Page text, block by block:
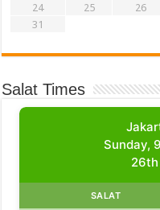
24
25 26
31
Salat Times
Sunday,
SALAT